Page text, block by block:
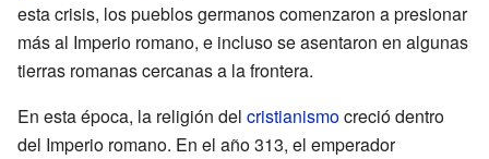
esta crisis, los pueblos germanos comenzaron a presionar
más al Imperio romano, e incluso se asentaron en algunas
tierras romanas cercanas a la frontera.
En esta época, la religión del cristianismocreció dentro
del Imperio romano. En el año 313, el emperador